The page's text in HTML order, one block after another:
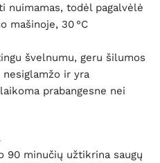
nuimamas, todėl pagalvėlė
mašinoje, 30 °C
švelnumu, geru šilumos
ir yra
prabangesne nei
90 minučių užtikrina saugų